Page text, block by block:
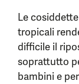
Le
tropicali
difficile il
soprattutto
bambini e